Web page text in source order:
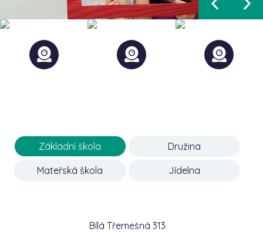
Základní škola Družina
Mateřská škola Jídelna
Bílá Třemešná 313